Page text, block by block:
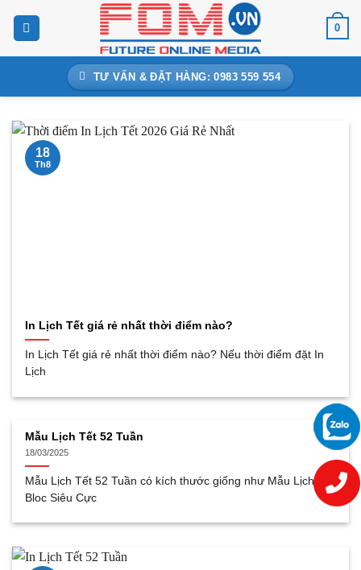
0
TƯ VẤN & ĐẶT HÀNG: 0983 559 554
In Lịch Tết giá rẻ nhất thời điểm nào?
In Lịch Tết giá rẻ nhất thời điểm nào? Nếu thời điểm đặt In
Lịch
18
Th8
Mẫu Lịch Tết 52 Tuần
18/03/2025
Mẫu Lịch Tết 52 Tuần có kích thước giống như Mẫu Lịch
Bloc Siêu Cực